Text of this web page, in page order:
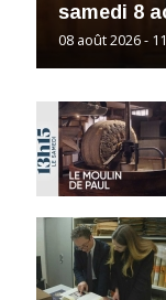
samedi 8
08 août 2026 -